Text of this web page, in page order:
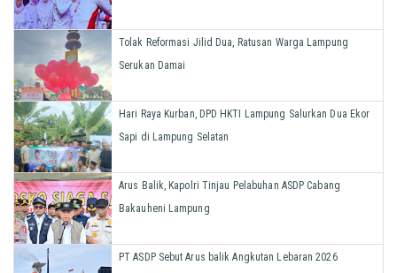
Tolak Reformasi Jilid Dua, Ratusan Warga Lampung
Serukan Damai
Hari Raya Kurban, DPD HKTI Lampung Salurkan Dua Ekor
Sapi di Lampung Selatan
Arus Balik, Kapolri Tinjau Pelabuhan ASDP Cabang
Bakauheni Lampung
PT ASDP Sebut Arus balik Angkutan Lebaran 2026